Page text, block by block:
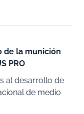
de la munición
PRO
al desarrollo de
de medio